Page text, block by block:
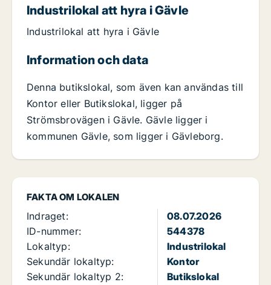
FAKTA OM LOKALEN
Indraget:
08.07.2026
ID-nummer:
544378
Lokaltyp:
Industrilokal
Sekundär lokaltyp:
Kontor
Sekundär lokaltyp 2:
Butikslokal
Industrilokal att hyra i Gävle
Industrilokal att hyra i Gävle
Information och data
Denna butikslokal, som även kan användas till
Kontor eller Butikslokal, ligger på
Strömsbrovägen i Gävle. Gävle ligger i
kommunen Gävle, som ligger i Gävleborg.